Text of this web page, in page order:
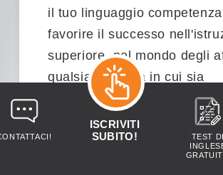
TEST DI
ISCRIVITI
SUBITO!
il tuo linguaggio competenza
favorire il successo
superiore, nel mondo degli
qualsiasi attività in cui sia
necessario parlare bene
Scegli questo programma se
pianificare di partecipare
Quello